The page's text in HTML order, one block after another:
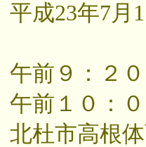
年7月17
９：２０
前１０
高根体育